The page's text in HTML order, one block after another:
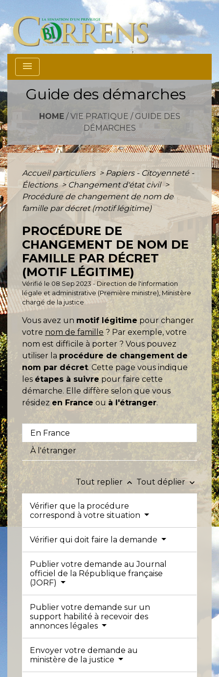
menu
Guide des démarches
HOME/ VIE PRATIQUE / GUIDE DES
DÉMARCHES
Accueil particuliers > Papiers - Citoyenneté -
Élections > Changement d'état civil>
Procédure de changement de nom de
famille par décret (motif légitime)
PROCÉDURE DE
CHANGEMENT DE NOM DE
FAMILLE PAR DÉCRET
(MOTIF LÉGITIME)
Vérifié le 08 Sep 2023 - Direction de l'information
légale et administrative (Première ministre), Ministère
chargé de la justice
Vous avez un motif légitime pour changer
votre nom de famille ? Par exemple, votre
nom est difficile à porter ? Vous pouvez
utiliser la procédure de changement de
nom par décret. Cette page vous indique
les étapes à suivre pour faire cette
démarche. Elle diffère selon que vous
résidez en France ou à l'étranger.
En France
À l'étranger
Tout replier keyboard_arrow_up Tout déplier keyboard_arrow_down
Vérifier que la procédure
correspond à votre situation
Vérifier qui doit faire la demande
Publier votre demande au Journal
officiel de la République française
(JORF)
Publier votre demande sur un
support habilité à recevoir des
annonces légales
Envoyer votre demande au
ministère de la justice